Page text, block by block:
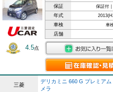
4.5点
保証 保証付
年式
車検 車
店舗
三菱
デリカミニ 660 G プレミア
メラ